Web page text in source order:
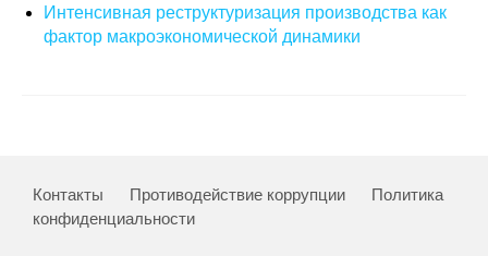
Интенсивная реструктуризация производства как
фактор макроэкономической динамики
Контакты Противодействие коррупции
Политика
конфиденциальности